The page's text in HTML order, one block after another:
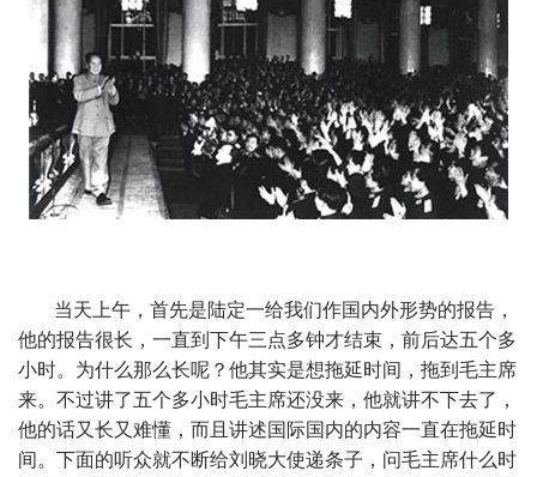
当天上午，首先是陆定一给我们作国内外形势的报告，
他的报告很长，一直到下午三点多钟才结束，前后达五个多
小时。为什么那么长呢？他其实是想拖延时间，拖到毛主席
来。不过讲了五个多小时毛主席还没来，他就讲不下去了，
他的话又长又难懂，而且讲述国际国内的内容一直在拖延时
间。下面的听众就不断给刘晓大使递条子，问毛主席什么时